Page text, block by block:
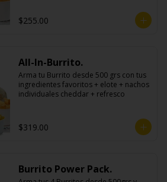
$255.00
All-In-Burrito.
Arma tu Burrito desde 500 grs con tus
ingredientes favoritos + elote + nachos
individuales cheddar + refresco
$319.00
Burrito Power Pack.